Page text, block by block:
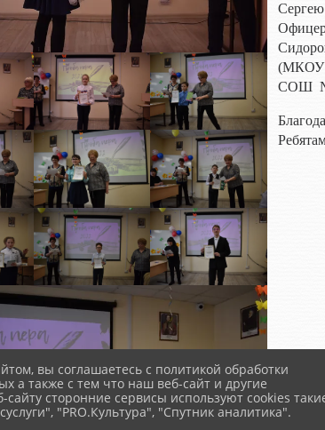
(МКОУ
СОШ №
вы соглашаетесь с политикой обработки
а также с тем что наш веб-сайт и другие
сторонние сервисы используют cookies
"PRO.Культура", "Спутник аналитика".